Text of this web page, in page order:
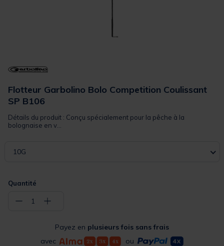
Flotteur Garbolino Bolo Competition Coulissant
SP B106
Détails du produit : Conçu spécialement pour la pêche à la
bolognaise en v...
10G
Quantité
− 1 +
Payez en plusieurs fois sans frais
avec
ou